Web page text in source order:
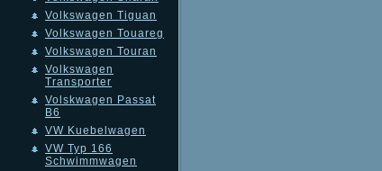
Volkswagen Tiguan
Volkswagen Touareg
Volkswagen Touran
Volkswagen
Transporter
Volskwagen Passat
B6
VW Kuebelwagen
VW Typ 166
Schwimmwagen